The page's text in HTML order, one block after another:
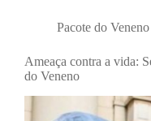
Pacote do Veneno
Ameaça contra a vida:
do Veneno